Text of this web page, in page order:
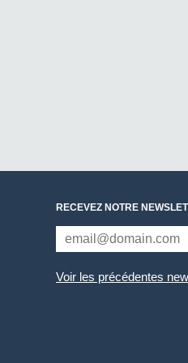
RECEVEZ NOTRE
Voir les précédentes